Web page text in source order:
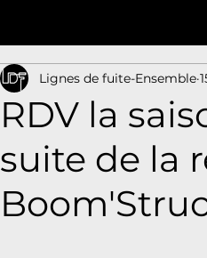
RDV la
suite de la
Lignes de fuite-Ensemble